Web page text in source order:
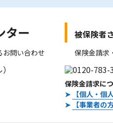
ター
お問い合わせ
被保険者
保険金請求
保険金請求に
➤ 【個人・個
➤ 【事業者の